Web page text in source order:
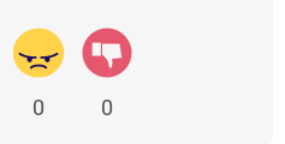
0 0